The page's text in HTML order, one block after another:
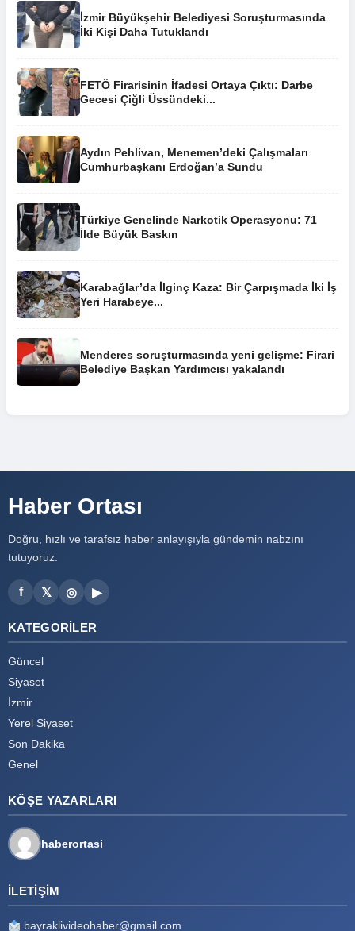
İzmir Büyükşehir Belediyesi Soruşturmasında
İki Kişi Daha Tutuklandı
FETÖ Firarisinin İfadesi Ortaya Çıktı: Darbe
Gecesi Çiğli Üssündeki...
Aydın Pehlivan, Menemen’deki Çalışmaları
Cumhurbaşkanı Erdoğan’a Sundu
Türkiye Genelinde Narkotik Operasyonu: 71
İlde Büyük Baskın
Karabağlar’da İlginç Kaza: Bir Çarpışmada İki İş
Yeri Harabeye...
Menderes soruşturmasında yeni gelişme: Firari
Belediye Başkan Yardımcısı yakalandı
Haber Ortası
Doğru, hızlı ve tarafsız haber anlayışıyla gündemin nabzını
tutuyoruz.
f 𝕏 ◎ ▶
KATEGORILER
Güncel
Siyaset
İzmir
Yerel Siyaset
Son Dakika
Genel
KÖŞE YAZARLARI
haberortasi
İLETIŞIM
bayraklivideohaber@gmail.com